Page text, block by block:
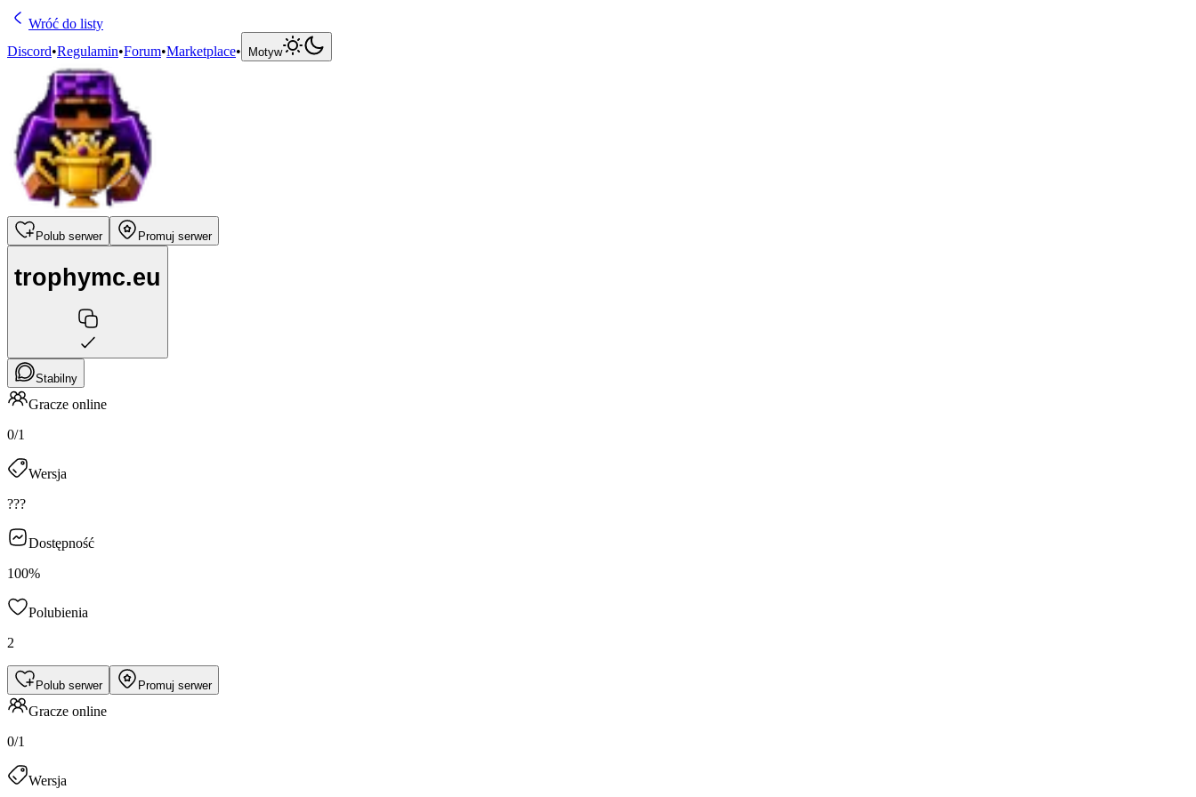
Wróć do listy
Discord•Regulamin•Forum•Marketplace• Motyw
Polub serwer Promuj serwer
trophymc.eu
Stabilny
Gracze online
0/1
Wersja
???
Dostępność
100%
Polubienia
2
Polub serwer Promuj serwer
Gracze online
0/1
Wersja